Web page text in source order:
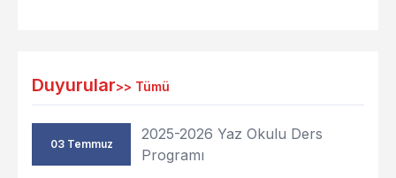
Duyurular>> Tümü
03 Temmuz
2025-2026 Yaz Okulu Ders
Programı